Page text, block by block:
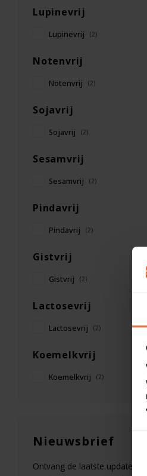
Lupinevrij
Lupinevrij (2)
Notenvrij
Notenvrij (2)
Sojavrij
Sojavrij (2)
Sesamvrij
Sesamvrij (2)
Pindavrij
Pindavrij (2)
Gistvrij
Gistvrij (2)
Lactosevrij
Lactosevrij (2)
Koemelkvrij
Koemelkvrij (2)
Nieuwsbrief
Ontvang de laatste updates,